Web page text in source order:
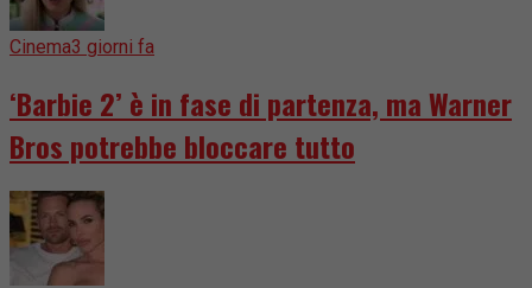
Cinema3 giorni fa
‘Barbie 2’ è in fase di partenza, ma Warner
Bros potrebbe bloccare tutto